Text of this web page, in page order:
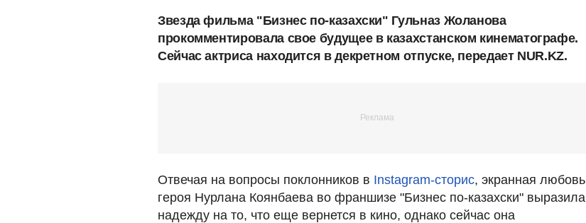
Звезда фильма "Бизнес по-казахски" Гульназ Жоланова
прокомментировала свое будущее в казахстанском кинематографе.
Сейчас актриса находится в декретном отпуске, передает NUR.KZ.
Отвечая на вопросы поклонников в Instagram-сторис, экранная любовь
героя Нурлана Коянбаева во франшизе "Бизнес по-казахски" выразила
надежду на то, что еще вернется в кино, однако сейчас она